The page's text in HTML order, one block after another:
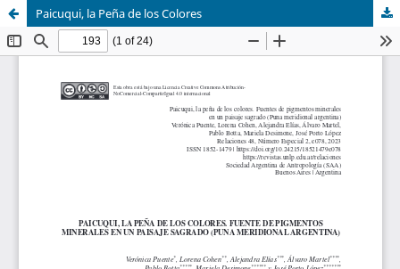
Paicuqui, la Peña de los Colores